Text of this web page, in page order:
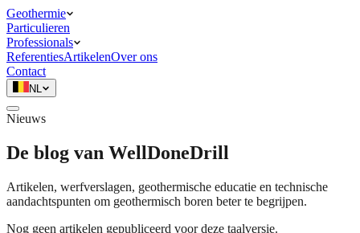
Geothermie
Particulieren
Professionals
ReferentiesArtikelenOver ons
Contact
NL
Nieuws
De blog van WellDoneDrill
Artikelen, werfverslagen, geothermische educatie en technische
aandachtspunten om geothermisch boren beter te begrijpen.
Nog geen artikelen gepubliceerd voor deze taalversie.